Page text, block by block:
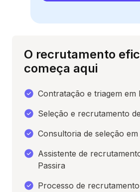
O recrutamento
começa aqui
Contratação e triagem em
Seleção e recrutamento
Consultoria de seleção em
Assistente de
Passira
Processo de